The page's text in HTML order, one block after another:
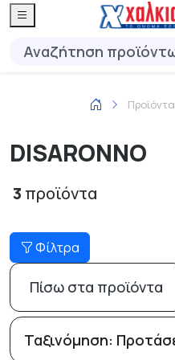
Προϊόντα
DISARONNO
3 προϊόντα
Φίλτρα
Πίσω στα προϊόντα